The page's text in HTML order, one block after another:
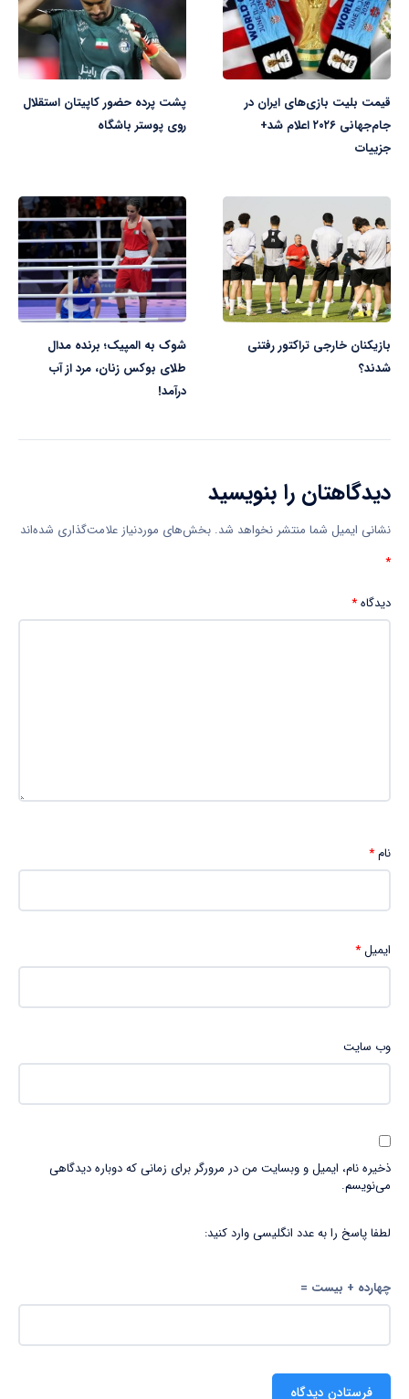
قیمت بلیت بازی‌های ایران در
جام‌جهانی ۲۰۲۶ اعلام شد+
جزییات
پشت پرده حضور کاپیتان استقلال
روی پوستر باشگاه
بازیکنان خارجی تراکتور رفتنی
شدند؟
شوک به المپیک؛ برنده مدال
طلای بوکس زنان، مرد از آب
درآمد!
دیدگاهتان را بنویسید
نشانی ایمیل شما منتشر نخواهد شد. بخش‌های موردنیاز علامت‌گذاری شده‌اند
*
دیدگاه*
نام*
ایمیل*
وب‌ سایت
ذخیره نام، ایمیل و وبسایت من در مرورگر برای زمانی که دوباره دیدگاهی
می‌نویسم.
لطفا پاسخ را به عدد انگلیسی وارد کنید:
چهارده + بیست =